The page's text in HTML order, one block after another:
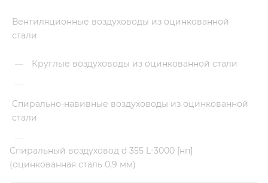
Вентиляционные воздуховоды из оцинкованной
стали
—
Круглые воздуховоды из оцинкованной стали
—
Спирально-навивные воздуховоды из оцинкованной
стали
—
Спиральный воздуховод d 355 L-3000 [нп]
(оцинкованная сталь 0,9 мм)